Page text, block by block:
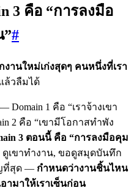
3 คือ “การลงมือ
#
งานใหม่เก่งสุดๆ คนหนึ่งที่เรา
ล้วลืมได้
1 คือ “เราจ้างเขา
2 คือ “เขามีโอกาสทำพัง
3 ตอนนี้ คือ “การลงมือคุม
เขาทำงาน, ขอดูสมุดบันทึก
ที่สุด — กำหนดว่างานชิ้นไหน
ามาให้เราเซ็นก่อน